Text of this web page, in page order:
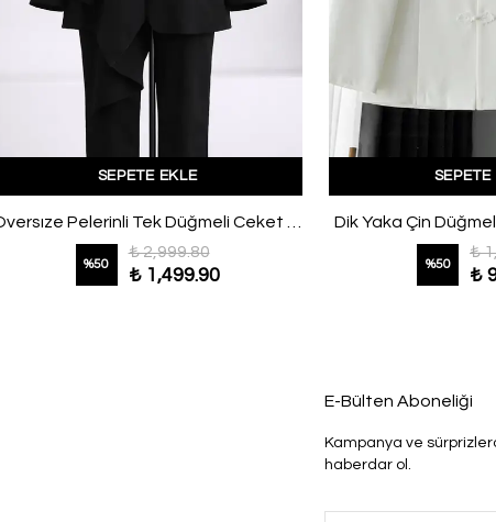
SEPETE EKLE
Oversıze Pelerinli Tek Düğmeli Ceket Siyah
%50
₺ 2,999.80
₺ 1,499.90
SEPETE
Dik Yaka Çin
%50
₺
₺
E-Bülten Aboneliği
Kampanya ve
haberdar ol.